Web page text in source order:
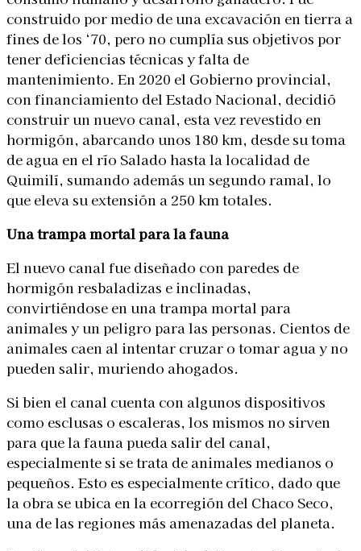
construido por medio de una excavación en tierra a
fines de los ‘70, pero no cumplía sus objetivos por
tener deficiencias técnicas y falta de
mantenimiento. En 2020 el Gobierno provincial,
con financiamiento del Estado Nacional, decidió
construir un nuevo canal, esta vez revestido en
hormigón, abarcando unos 180 km, desde su toma
de agua en el río Salado hasta la localidad de
Quimilí, sumando además un segundo ramal, lo
que eleva su extensión a 250 km totales.
Una trampa mortal para la fauna
El nuevo canal fue diseñado con paredes de
hormigón resbaladizas e inclinadas,
convirtiéndose en una trampa mortal para
animales y un peligro para las personas. Cientos de
animales caen al intentar cruzar o tomar agua y no
pueden salir, muriendo ahogados.
Si bien el canal cuenta con algunos dispositivos
como esclusas o escaleras, los mismos no sirven
para que la fauna pueda salir del canal,
especialmente si se trata de animales medianos o
pequeños. Esto es especialmente crítico, dado que
la obra se ubica en la ecorregión del Chaco Seco,
una de las regiones más amenazadas del planeta.